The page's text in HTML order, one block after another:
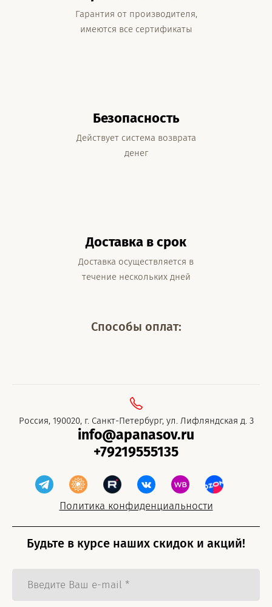
Гарантия от производителя,
имеются все сертификаты
Безопасность
Действует система возврата
денег
Доставка в срок
Доставка осуществляется в
течение нескольких дней
Способы оплат:
Россия, 190020, г. Санкт-Петербург, ул. Лифляндская д. 3
info@apanasov.ru
+79219555135
Политика конфиденциальности
Будьте в курсе наших скидок и акций!